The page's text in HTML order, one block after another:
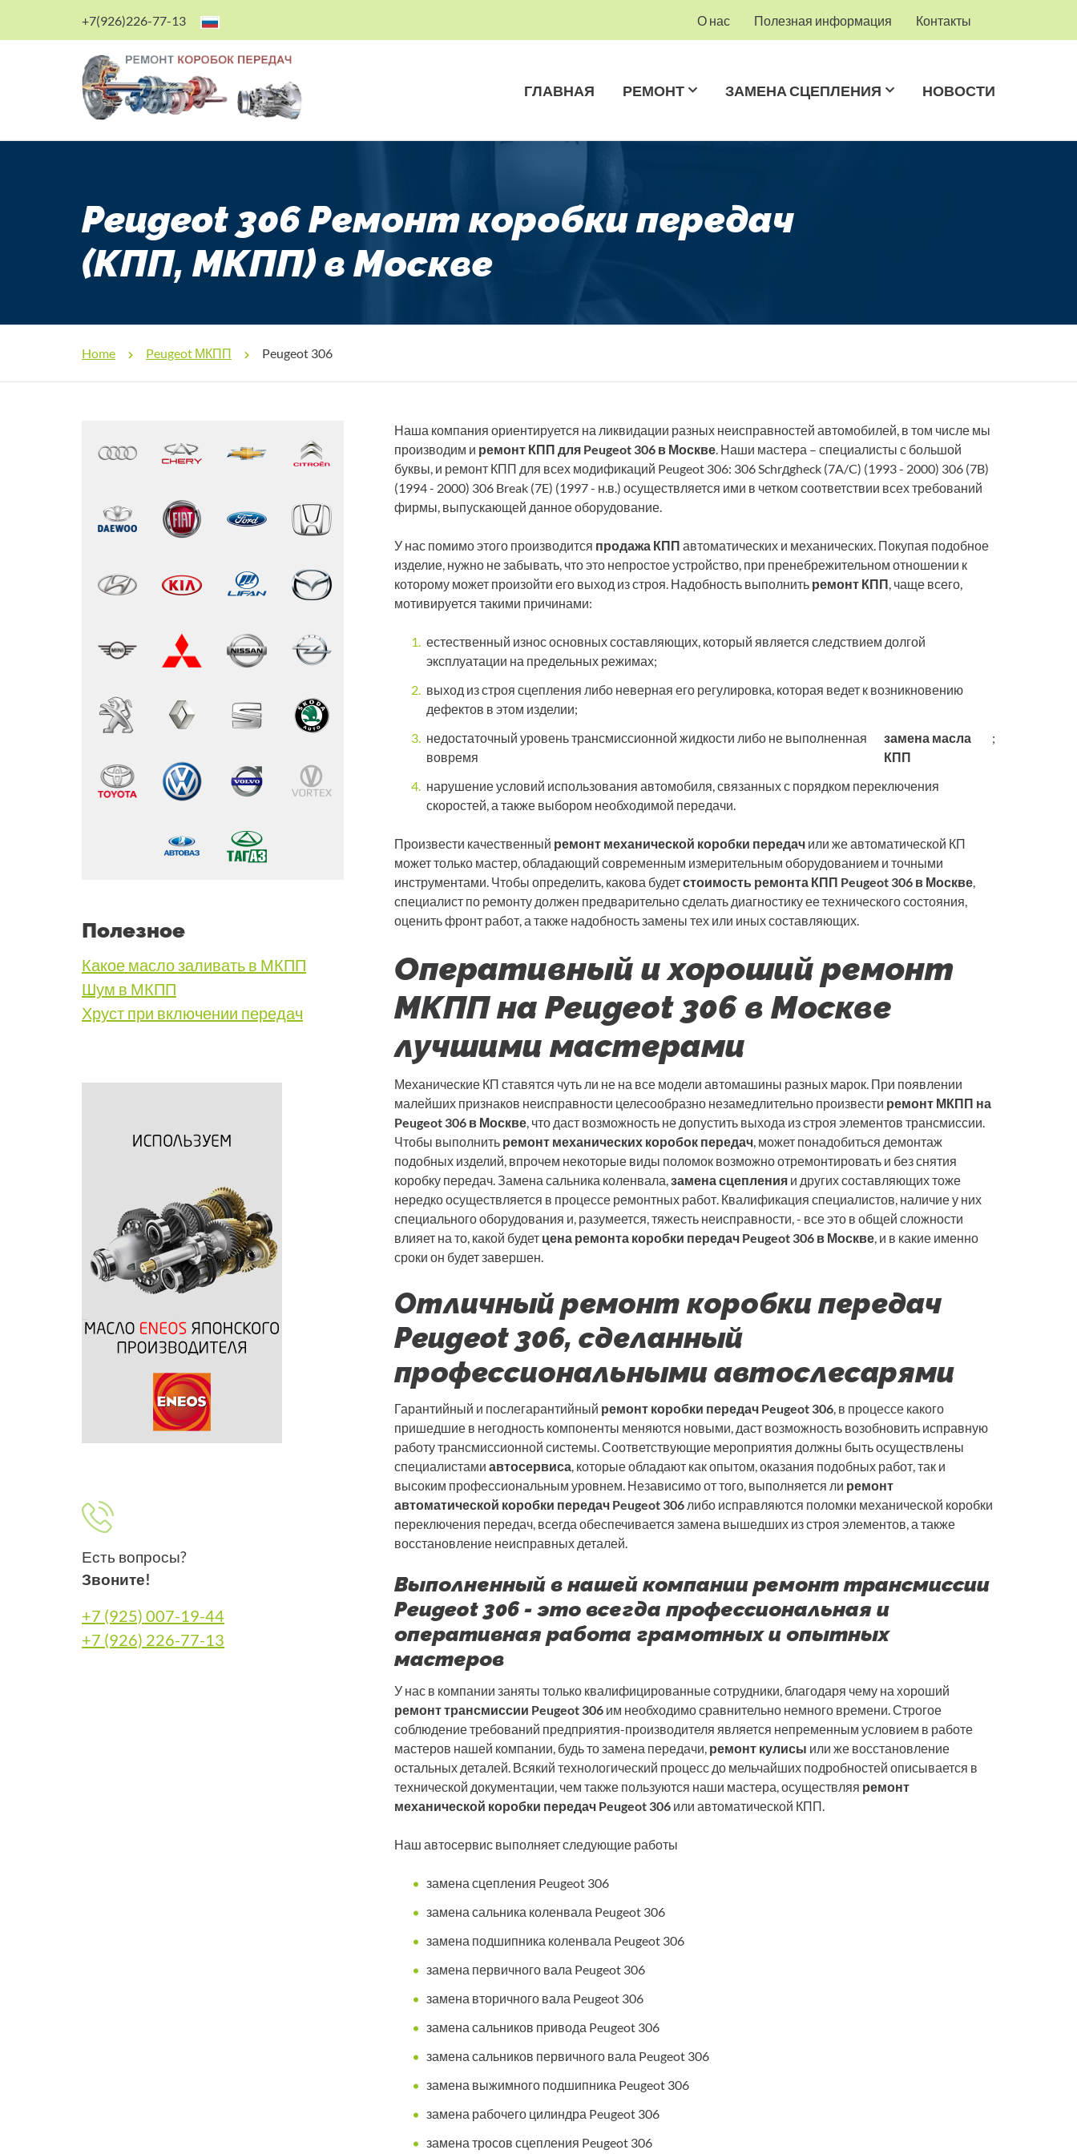
ГЛАВНАЯ РЕМОНТ ЗАМЕНА СЦЕПЛЕНИЯ НОВОСТИ
+7(926)226-77-13 О нас Полезная информация Контакты
Peugeot 306 Ремонт коробки передач
(КПП, МКПП) в Москве
Home Peugeot МКПП Peugeot 306
Полезное
Какое масло заливать в МКПП
Шум в МКПП
Хруст при включении передач
Есть вопросы?
Звоните!
+7 (925) 007-19-44
+7 (926) 226-77-13
Наша компания ориентируется на ликвидации разных неисправностей автомобилей, в том числе мы
производим и ремонт КПП для Peugeot 306 в Москве. Наши мастера – специалисты с большой
буквы, и ремонт КПП для всех модификаций Peugeot 306: 306 Schrдgheck (7A/C) (1993 - 2000) 306 (7B)
(1994 - 2000) 306 Break (7E) (1997 - н.в.) осуществляется ими в четком соответствии всех требований
фирмы, выпускающей данное оборудование.
У нас помимо этого производится продажа КПП автоматических и механических. Покупая подобное
изделие, нужно не забывать, что это непростое устройство, при пренебрежительном отношении к
которому может произойти его выход из строя. Надобность выполнить ремонт КПП, чаще всего,
мотивируется такими причинами:
естественный износ основных составляющих, который является следствием долгой
эксплуатации на предельных режимах;
выход из строя сцепления либо неверная его регулировка, которая ведет к возникновению
дефектов в этом изделии;
недостаточный уровень трансмиссионной жидкости либо не выполненная
вовремя
замена масла
КПП
;
нарушение условий использования автомобиля, связанных с порядком переключения
скоростей, а также выбором необходимой передачи.
Произвести качественный ремонт механической коробки передач или же автоматической КП
может только мастер, обладающий современным измерительным оборудованием и точными
инструментами. Чтобы определить, какова будетстоимость ремонта КПП Peugeot 306 в Москве,
специалист по ремонту должен предварительно сделать диагностику ее технического состояния,
оценить фронт работ, а также надобность замены тех или иных составляющих.
Оперативный и хороший ремонт
МКПП на Peugeot 306 в Москве
лучшими мастерами
Механические КП ставятся чуть ли не на все модели автомашины разных марок. При появлении
малейших признаков неисправности целесообразно незамедлительно произвести ремонт МКПП на
Peugeot 306 в Москве, что даст возможность не допустить выхода из строя элементов трансмиссии.
Чтобы выполнить ремонт механических коробок передач, может понадобиться демонтаж
подобных изделий, впрочем некоторые виды поломок возможно отремонтировать и без снятия
коробку передач. Замена сальника коленвала,замена сцепления и других составляющих тоже
нередко осуществляется в процессе ремонтных работ. Квалификация специалистов, наличие у них
специального оборудования и, разумеется, тяжесть неисправности, - все это в общей сложности
влияет на то, какой будет цена ремонта коробки передач Peugeot 306 в Москве, и в какие именно
сроки он будет завершен.
Отличный ремонт коробки передач
Peugeot 306, сделанный
профессиональными автослесарями
Гарантийный и послегарантийный ремонт коробки передач Peugeot 306, в процессе какого
пришедшие в негодность компоненты меняются новыми, даст возможность возобновить исправную
работу трансмиссионной системы. Соответствующие мероприятия должны быть осуществлены
специалистами автосервиса, которые обладают как опытом, оказания подобных работ, так и
высоким профессиональным уровнем. Независимо от того, выполняется ли ремонт
автоматической коробки передач Peugeot 306 либо исправляются поломки механической коробки
переключения передач, всегда обеспечивается замена вышедших из строя элементов, а также
восстановление неисправных деталей.
Выполненный в нашей компании ремонт трансмиссии
Peugeot 306 - это всегда профессиональная и
оперативная работа грамотных и опытных
мастеров
У нас в компании заняты только квалифицированные сотрудники, благодаря чему на хороший
ремонт трансмиссии Peugeot 306 им необходимо сравнительно немного времени. Строгое
соблюдение требований предприятия-производителя является непременным условием в работе
мастеров нашей компании, будь то замена передачи, ремонт кулисы или же восстановление
остальных деталей. Всякий технологический процесс до мельчайших подробностей описывается в
технической документации, чем также пользуются наши мастера, осуществляя ремонт
механической коробки передач Peugeot 306 или автоматической КПП.
Наш автосервис выполняет следующие работы
замена сцепления Peugeot 306
замена сальника коленвала Peugeot 306
замена подшипника коленвала Peugeot 306
замена первичного вала Peugeot 306
замена вторичного вала Peugeot 306
замена сальников привода Peugeot 306
замена сальников первичного вала Peugeot 306
замена выжимного подшипника Peugeot 306
замена рабочего цилиндра Peugeot 306
замена тросов сцепления Peugeot 306